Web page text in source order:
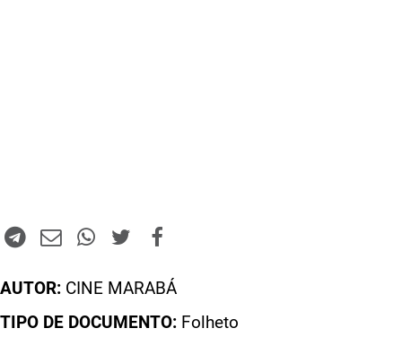
AUTOR: CINE MARABÁ
TIPO DE DOCUMENTO: Folheto